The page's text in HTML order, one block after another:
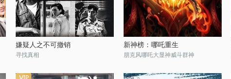
嫌疑人之不可撤销
寻找真相
新神榜：哪吒重生
朋克风哪吒大显神威斗群神